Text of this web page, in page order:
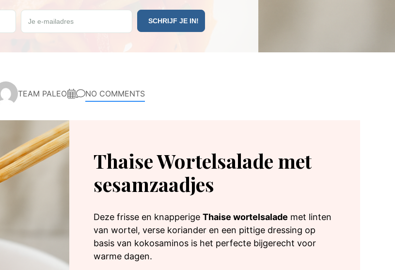
TEAM PALEO NO COMMENTS
Thaise Wortelsalade met
sesamzaadjes
Deze frisse en knapperige Thaise wortelsalade met linten
van wortel, verse koriander en een pittige dressing op
basis van kokosaminos is het perfecte bijgerecht voor
warme dagen.